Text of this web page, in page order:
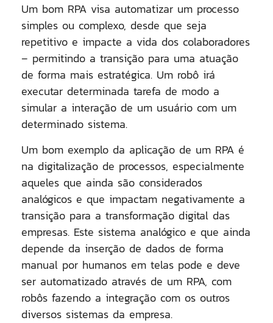
Um bom RPA visa automatizar um processo
simples ou complexo, desde que seja
repetitivo e impacte a vida dos colaboradores
– permitindo a transição para uma atuação
de forma mais estratégica. Um robô irá
executar determinada tarefa de modo a
simular a interação de um usuário com um
determinado sistema.
Um bom exemplo da aplicação de um RPA é
na digitalização de processos, especialmente
aqueles que ainda são considerados
analógicos e que impactam negativamente a
transição para a transformação digital das
empresas. Este sistema analógico e que ainda
depende da inserção de dados de forma
manual por humanos em telas pode e deve
ser automatizado através de um RPA, com
robôs fazendo a integração com os outros
diversos sistemas da empresa.